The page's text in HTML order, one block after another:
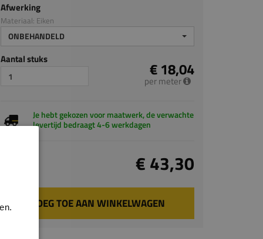
Afwerking
Materiaal: Eiken
ONBEHANDELD
Aantal stuks € 18,04
per meter
Je hebt gekozen voor maatwerk, de verwachte
levertijd bedraagt 4-6 werkdagen
€ 43,30
VOEG TOE AAN WINKELWAGEN